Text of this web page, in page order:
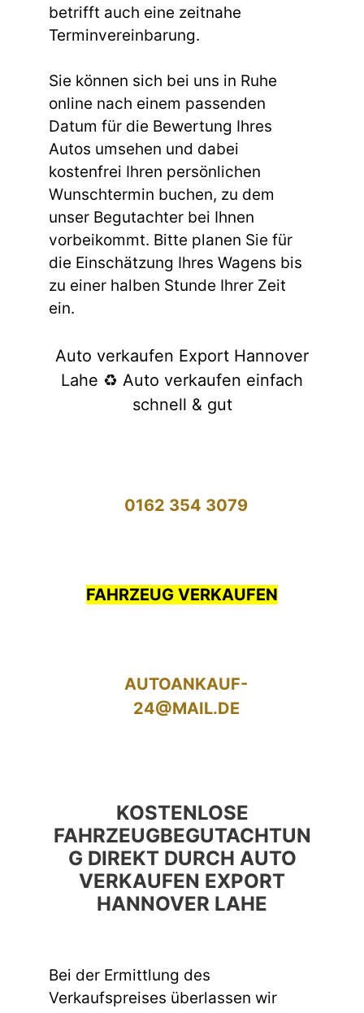
betrifft auch eine zeitnahe
Terminvereinbarung.
Sie können sich bei uns in Ruhe
online nach einem passenden
Datum für die Bewertung Ihres
Autos umsehen und dabei
kostenfrei Ihren persönlichen
Wunschtermin buchen, zu dem
unser Begutachter bei Ihnen
vorbeikommt. Bitte planen Sie für
die Einschätzung Ihres Wagens bis
zu einer halben Stunde Ihrer Zeit
ein.
Auto verkaufen Export Hannover
Lahe ♻️ Auto verkaufen einfach
schnell & gut
0162 354 3079
FAHRZEUG VERKAUFEN
AUTOANKAUF-
24@MAIL.DE
KOSTENLOSE
FAHRZEUGBEGUTACHTUN
G DIREKT DURCH AUTO
VERKAUFEN EXPORT
HANNOVER LAHE
Bei der Ermittlung des
Verkaufspreises überlassen wir